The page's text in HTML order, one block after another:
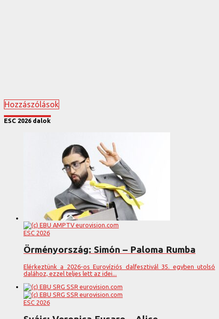
Hozzászólások
ESC 2026 dalok
ESC 2026
Örményország: Simón – Paloma Rumba
Elérkeztünk a 2026-os Eurovíziós dalfesztivál 35. egyben utolsó
dalához, ezzel teljes lett az idei...
ESC 2026